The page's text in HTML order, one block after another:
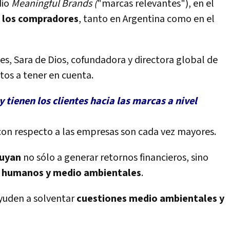
Meaningful Brands("marcas relevantes"), en el
compradores, tanto en Argentina como en el
Sara de Dios, cofundadora y directora global de
a tener en cuenta.
tienen los clientes hacia las marcas a nivel
respecto a las empresas son cada vez mayores.
no sólo a generar retornos financieros, sino
y medio ambientales.
a solventarcuestiones medio ambientales y